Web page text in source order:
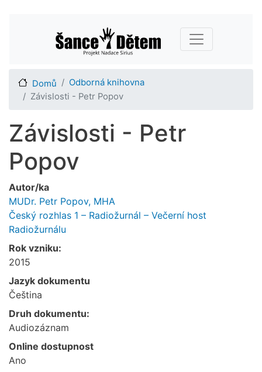
hlavnímu
obsahu
Main navigation
Domů
Odborná knihovna
Závislosti - Petr Popov
Závislosti - Petr
Popov
Autor/ka
MUDr. Petr Popov, MHA
Český rozhlas 1 – Radiožurnál – Večerní host
Radiožurnálu
Rok vzniku:
2015
Jazyk dokumentu
Čeština
Druh dokumentu:
Audiozáznam
Online dostupnost
Ano